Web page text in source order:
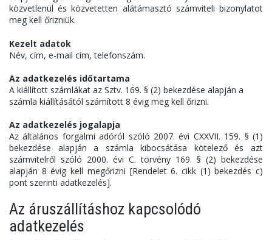
közvetlenül és közvetetten alátámasztó számviteli bizonylatot
meg kell őrizniük.
Kezelt adatok
Név, cím, e-mail cím, telefonszám.
Az adatkezelés időtartama
A kiállított számlákat az Sztv. 169. § (2) bekezdése alapján a
számla kiállításától számított 8 évig meg kell őrizni.
Az adatkezelés jogalapja
Az általános forgalmi adóról szóló 2007. évi CXXVII. 159. § (1)
bekezdése alapján a számla kibocsátása kötelező és azt
számvitelről szóló 2000. évi C. törvény 169. § (2) bekezdése
alapján 8 évig kell megőrizni [Rendelet 6. cikk (1) bekezdés c)
pont szerinti adatkezelés].
Az áruszállításhoz kapcsolódó
adatkezelés